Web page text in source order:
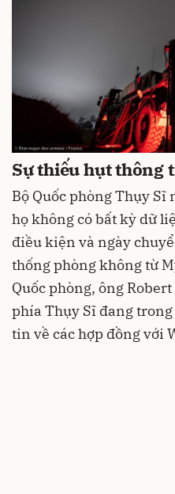
Sự thiếu hụt thông
Bộ Quốc phòng Thụy
họ không có bất kỳ dữ
điều kiện và ngày
thống phòng không từ
Quốc phòng, ông
phía Thụy Sĩ đang
tin về các hợp đồng với